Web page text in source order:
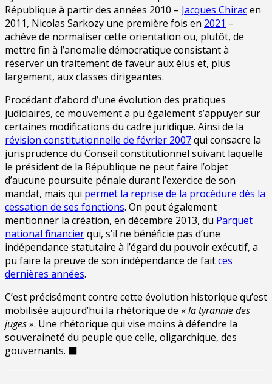
République à partir des années 2010 – Jacques Chiracen
2011, Nicolas Sarkozy une première fois en 2021 –
achève de normaliser cette orientation ou, plutôt, de
mettre fin à l’anomalie démocratique consistant à
réserver un traitement de faveur aux élus et, plus
largement, aux classes dirigeantes.
Procédant d’abord d’une évolution des pratiques
judiciaires, ce mouvement a pu également s’appuyer sur
certaines modifications du cadre juridique. Ainsi de la
révision constitutionnelle de février 2007qui consacre la
jurisprudence du Conseil constitutionnel suivant laquelle
le président de la République ne peut faire l’objet
d’aucune poursuite pénale durant l’exercice de son
mandat, mais qui permet la reprise de la procédure dès la
cessation de ses fonctions. On peut également
mentionner la création, en décembre 2013, du Parquet
national financierqui, s’il ne bénéficie pas d’une
indépendance statutaire à l’égard du pouvoir exécutif, a
pu faire la preuve de son indépendance de faitces
dernières années.
C’est précisément contre cette évolution historique qu’est
mobilisée aujourd’hui la rhétorique de «la tyrannie des
juges». Une rhétorique qui vise moins à défendre la
souveraineté du peuple que celle, oligarchique, des
gouvernants. ⬛